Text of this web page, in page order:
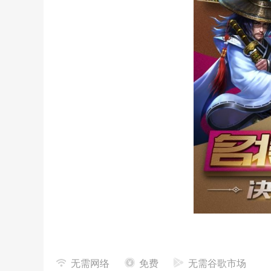
三国红包版特色
无需网络 免费 无需谷歌市场